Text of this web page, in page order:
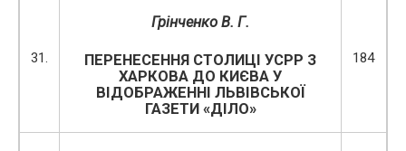
31.
Грінченко В. Г.
ПЕРЕНЕСЕННЯ СТОЛИЦІ УСРР З
ХАРКОВА ДО КИЄВА У
ВІДОБРАЖЕННІ ЛЬВІВСЬКОЇ
ГАЗЕТИ «ДІЛО»
184